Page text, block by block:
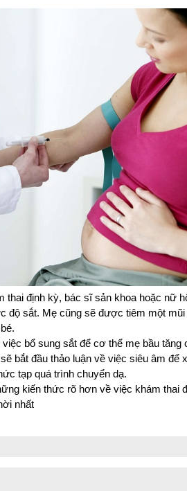
thai định kỳ, bác sĩ sản khoa hoặc nữ
độ sắt. Mẹ cũng sẽ được tiêm một
bổ sung sắt để cơ thể mẹ bầu
bắt đầu thảo luận về việc siêu âm
tạp quá trình chuyển dạ.
kiến thức rõ hơn về việc khám
nhất